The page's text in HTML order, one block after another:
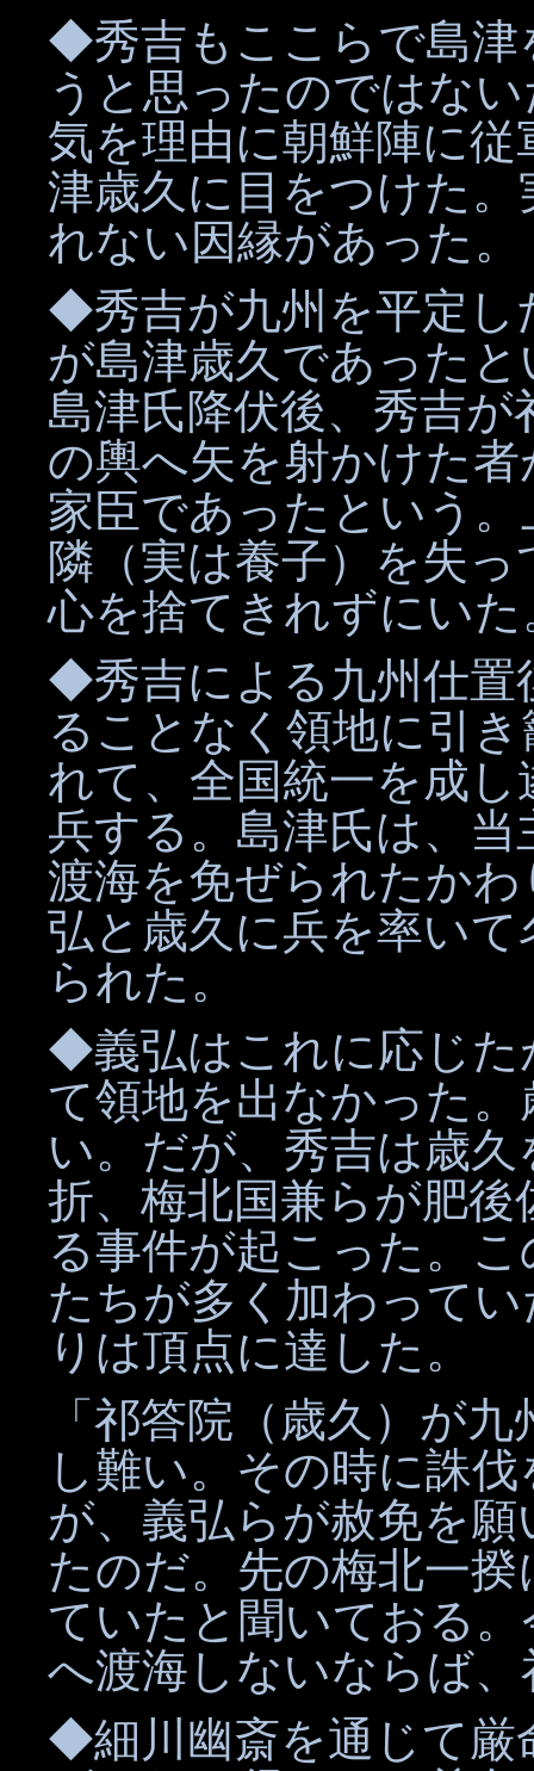
◆秀吉もここらで島津
うと思ったのではな
気を理由に朝鮮陣に
津歳久に目をつけた
れない因縁があった。
◆秀吉が九州を平定し
が島津歳久であった
島津氏降伏後、秀吉
の輿へ矢を射かけた
家臣であったという
隣（実は養子）を失
心を捨てきれずにいた
◆秀吉による九州仕置
ることなく領地に引
れて、全国統一を成
兵する。島津氏は、
渡海を免ぜられたか
弘と歳久に兵を率い
られた。
◆義弘はこれに応じた
て領地を出なかった
い。だが、秀吉は歳
折、梅北国兼らが肥
る事件が起こった。
たちが多く加わって
りは頂点に達した。
「祁答院（歳久）が
し難い。その時に誅
が、義弘らが赦免を
たのだ。先の梅北一
ていたと聞いておる
へ渡海しないならば
◆細川幽斎を通じて厳